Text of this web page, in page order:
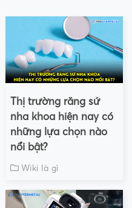
Thị trường răng sứ
nha khoa hiện nay có
những lựa chọn nào
nổi bật?
Wiki là gì